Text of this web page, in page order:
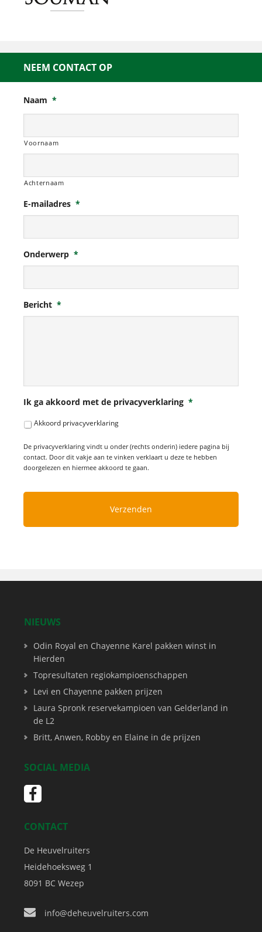
NEEM CONTACT OP
Naam *
Voornaam
Achternaam
E-mailadres *
Onderwerp *
Bericht *
Ik ga akkoord met de privacyverklaring *
Akkoord privacyverklaring
De privacyverklaring vindt u onder (rechts onderin) iedere pagina bij
contact. Door dit vakje aan te vinken verklaart u deze te hebben
doorgelezen en hiermee akkoord te gaan.
NIEUWS
Odin Royal en Chayenne Karel pakken winst in
Hierden
Topresultaten regiokampioenschappen
Levi en Chayenne pakken prijzen
Laura Spronk reservekampioen van Gelderland in
de L2
Britt, Anwen, Robby en Elaine in de prijzen
SOCIAL MEDIA
CONTACT
De Heuvelruiters
Heidehoeksweg 1
8091 BC Wezep
info@deheuvelruiters.com